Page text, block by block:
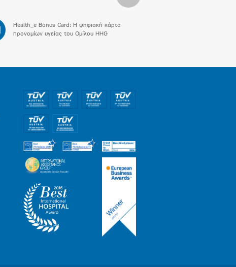
Health_e Bonus Card: H ψηφιακή κάρτα
προνομίων υγείας του Ομίλου HHG